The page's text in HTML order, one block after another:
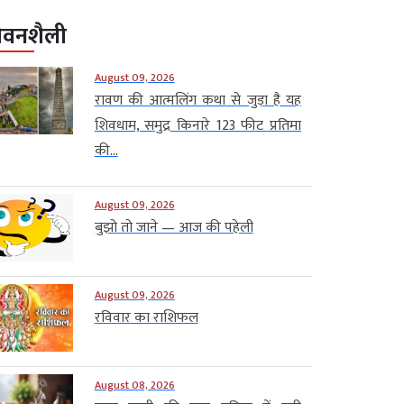
August 09, 2026
रावण की आत्मलिंग कथा से जुड़ा है यह
शिवधाम, समुद्र किनारे 123 फीट प्रतिमा
की...
August 09, 2026
बुझो तो जाने — आज की पहेली
August 09, 2026
रविवार का राशिफल
August 08, 2026